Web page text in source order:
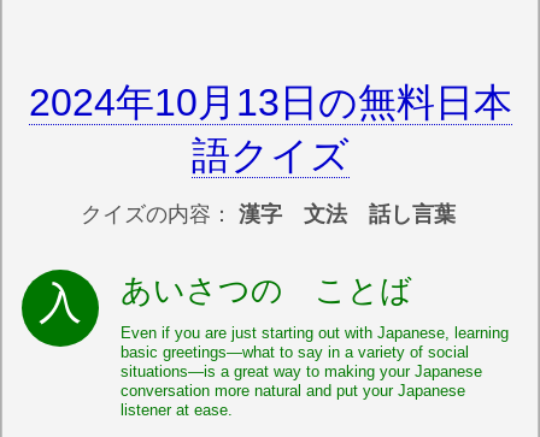
2024年10月13日の無料日本
語クイズ
クイズの内容： 漢字 文法 話し言葉
あいさつの ことば
Even if you are just starting out with Japanese, learning
basic greetings—what to say in a variety of social
situations—is a great way to making your Japanese
conversation more natural and put your Japanese
listener at ease.